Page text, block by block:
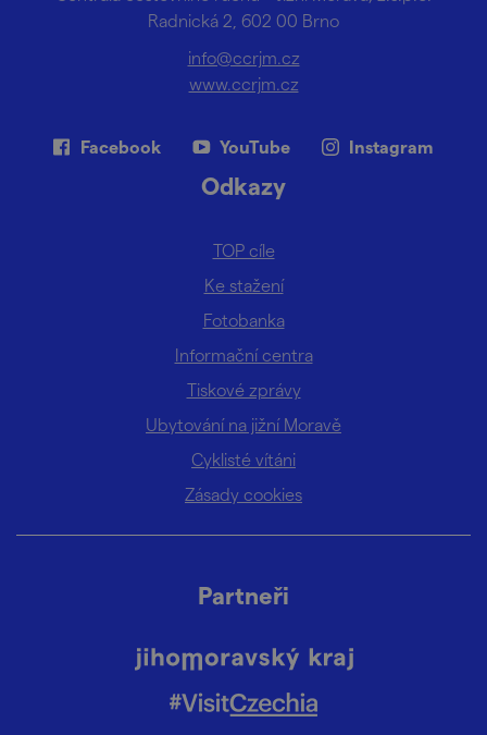
Radnická 2, 602 00 Brno
info@ccrjm.cz
www.ccrjm.cz
Facebook YouTube Instagram
Odkazy
TOP cíle
Ke stažení
Fotobanka
Informační centra
Tiskové zprávy
Ubytování na jižní Moravě
Cyklisté vítáni
Zásady cookies
Partneři